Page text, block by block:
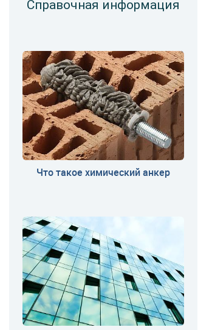
Справочная информация
Что такое химический анкер